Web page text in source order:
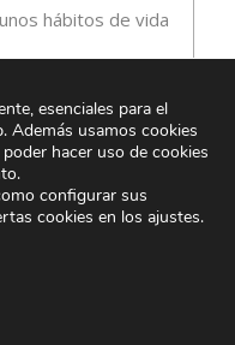
hábitos de vida
llevar a la playa
dental
ideal para
mejor aliado contra la
salud mental y física
esenciales para el
Además usamos cookies
hacer uso de cookies
configurar sus
cookies en los ajustes.